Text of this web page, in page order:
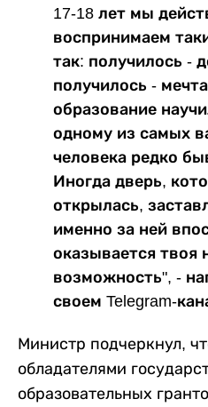
17-18 лет мы
воспринимаем
так: получилось -
получилось -
образование
одному из самых
человека редко
Иногда дверь,
открылась,
именно за ней
оказывается твоя
возможность", -
своем Telegram-
Министр подчеркнул,
обладателями
образовательных